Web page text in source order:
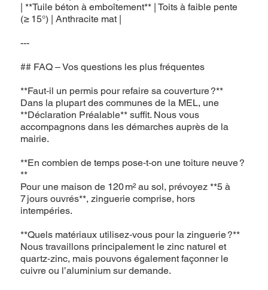
| **Tuile béton à emboîtement** | Toits à faible pente
(≥ 15°) | Anthracite mat |
---
## FAQ – Vos questions les plus fréquentes
**Faut‑il un permis pour refaire sa couverture ?**
Dans la plupart des communes de la MEL, une
**Déclaration Préalable** suffit. Nous vous
accompagnons dans les démarches auprès de la
mairie.
**En combien de temps pose‑t‑on une toiture neuve ?
**
Pour une maison de 120 m² au sol, prévoyez **5 à
7 jours ouvrés**, zinguerie comprise, hors
intempéries.
**Quels matériaux utilisez‑vous pour la zinguerie ?**
Nous travaillons principalement le zinc naturel et
quartz‑zinc, mais pouvons également façonner le
cuivre ou l’aluminium sur demande.